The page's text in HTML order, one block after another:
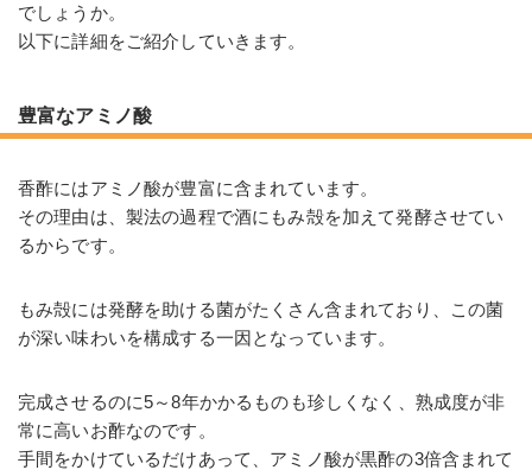
でしょうか。
以下に詳細をご紹介していきます。
豊富なアミノ酸
香酢にはアミノ酸が豊富に含まれています。
その理由は、製法の過程で酒にもみ殻を加えて発酵させてい
るからです。
もみ殻には発酵を助ける菌がたくさん含まれており、この菌
が深い味わいを構成する一因となっています。
完成させるのに5～8年かかるものも珍しくなく、熟成度が非
常に高いお酢なのです。
手間をかけているだけあって、アミノ酸が黒酢の3倍含まれて